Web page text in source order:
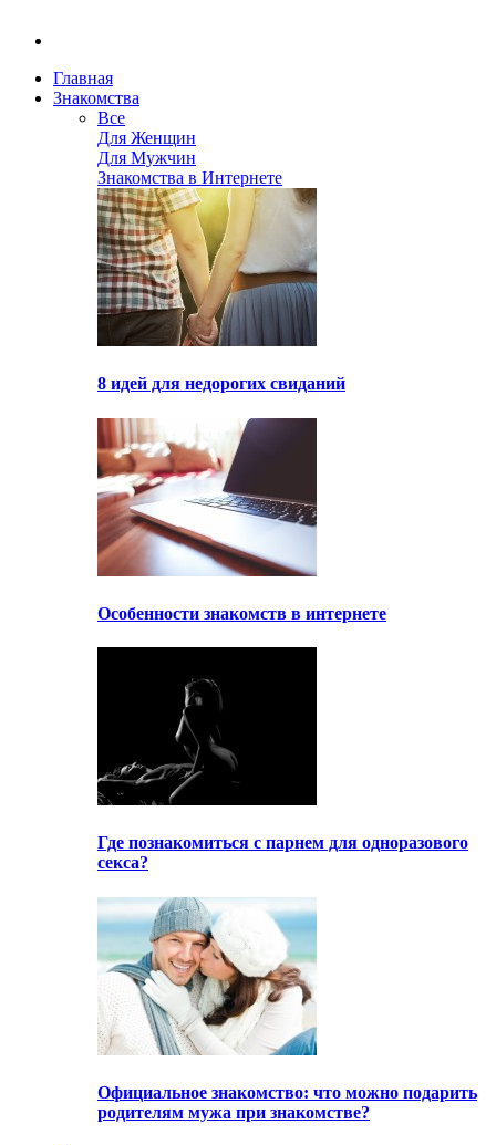
Главная
Знакомства
Все
Для Женщин
Для Мужчин
Знакомства в Интернете
8 идей для недорогих свиданий
Особенности знакомств в интернете
Где познакомиться с парнем для одноразового
секса?
Официальное знакомство: что можно подарить
родителям мужа при знакомстве?